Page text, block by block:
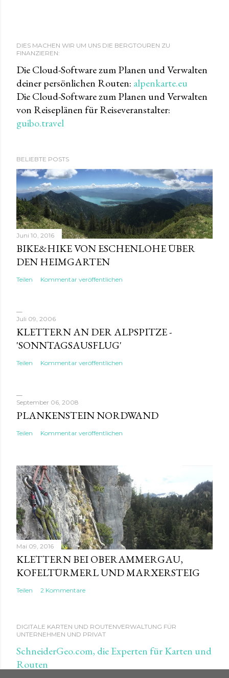
DIES MACHEN WIR UM UNS DIE BERGTOUREN ZU
FINANZIEREN:
Die Cloud-Software zum Planen und Verwalten
deiner persönlichen Routen: alpenkarte.eu
Die Cloud-Software zum Planen und Verwalten
von Reiseplänen für Reiseveranstalter:
guibo.travel
BELIEBTE POSTS
Juni 10, 2016
BIKE&HIKE VON ESCHENLOHE ÜBER
DEN HEIMGARTEN
Teilen Kommentar veröffentlichen
Juli 09, 2006
KLETTERN AN DER ALPSPITZE -
'SONNTAGSAUSFLUG'
Teilen Kommentar veröffentlichen
September 06, 2008
PLANKENSTEIN NORDWAND
Teilen Kommentar veröffentlichen
Mai 09, 2016
KLETTERN BEI OBERAMMERGAU,
KOFELTÜRMERL UND MARXERSTEIG
Teilen 2 Kommentare
DIGITALE KARTEN UND ROUTENVERWALTUNG FÜR
UNTERNEHMEN UND PRIVAT
SchneiderGeo.com, die Experten für Karten und
Routen